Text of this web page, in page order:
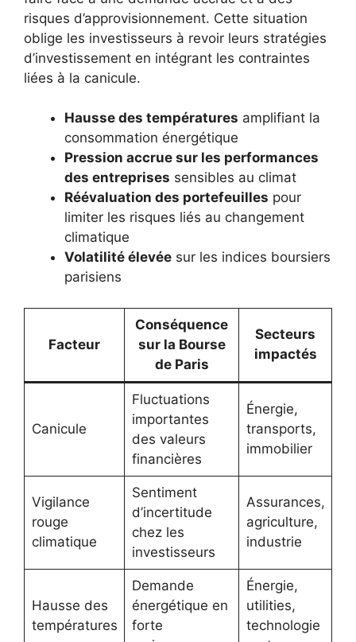
risques d’approvisionnement. Cette situation
oblige les investisseurs à revoir leurs stratégies
d’investissement en intégrant les contraintes
liées à la canicule.
Hausse des températures amplifiant la
consommation énergétique
Pression accrue sur les performances
des entreprises sensibles au climat
Réévaluation des portefeuilles pour
limiter les risques liés au changement
climatique
Volatilité élevée sur les indices boursiers
parisiens
Facteur
Conséquence
sur la Bourse
de Paris
Secteurs
impactés
Canicule
Fluctuations
importantes
des valeurs
financières
Énergie,
transports,
immobilier
Vigilance
rouge
climatique
Sentiment
d’incertitude
chez les
investisseurs
Assurances,
agriculture,
industrie
Hausse des
températures
Demande
énergétique en
forte
Énergie,
utilities,
technologie